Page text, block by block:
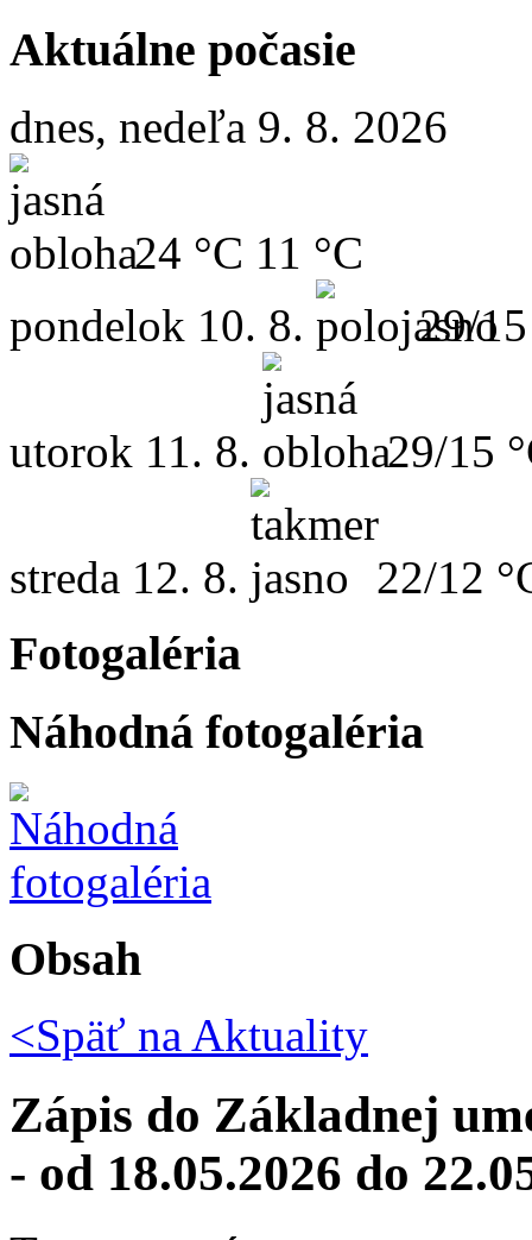
Aktuálne počasie
dnes, nedeľa 9. 8. 2026
24 °C 11 °C
pondelok 10. 8. 29/
utorok 11. 8. 29/15
streda 12. 8. 22/12
Fotogaléria
Náhodná fotogaléria
Obsah
<Späť na Aktuality
Zápis do Základnej
- od 18.05.2026 do